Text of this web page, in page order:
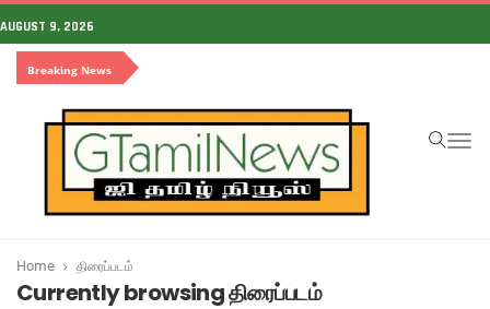
AUGUST 9, 2026
Breaking News
Home திரைப்படம்
Currently browsing திரைப்படம்